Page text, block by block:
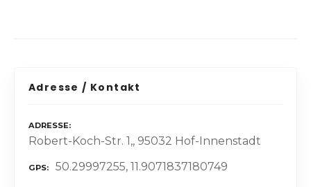
Adresse / Kontakt
ADRESSE
Robert-Koch-Str. 1,, 95032 Hof-Innenstadt
GPS 50.29997255, 11.9071837180749